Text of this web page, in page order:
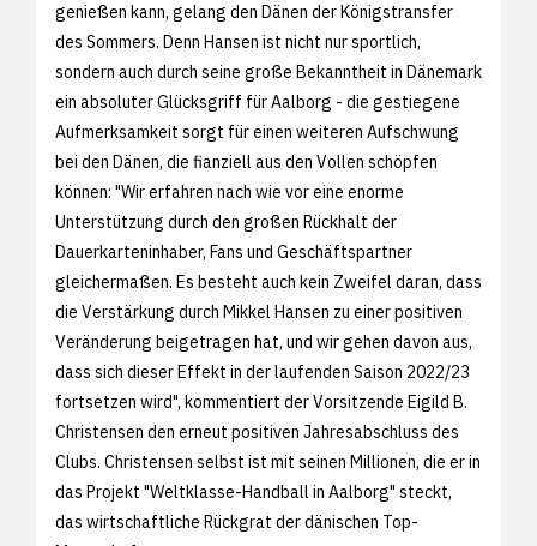
genießen kann, gelang den Dänen der Königstransfer
des Sommers. Denn Hansen ist nicht nur sportlich,
sondern auch durch seine große Bekanntheit in Dänemark
ein absoluter Glücksgriff für Aalborg - die gestiegene
Aufmerksamkeit sorgt für einen weiteren Aufschwung
bei den Dänen, die fianziell aus den Vollen schöpfen
können: "Wir erfahren nach wie vor eine enorme
Unterstützung durch den großen Rückhalt der
Dauerkarteninhaber, Fans und Geschäftspartner
gleichermaßen. Es besteht auch kein Zweifel daran, dass
die Verstärkung durch Mikkel Hansen zu einer positiven
Veränderung beigetragen hat, und wir gehen davon aus,
dass sich dieser Effekt in der laufenden Saison 2022/23
fortsetzen wird", kommentiert der Vorsitzende Eigild B.
Christensen den erneut positiven Jahresabschluss des
Clubs. Christensen selbst ist mit seinen Millionen, die er in
das Projekt "Weltklasse-Handball in Aalborg" steckt,
das wirtschaftliche Rückgrat der dänischen Top-